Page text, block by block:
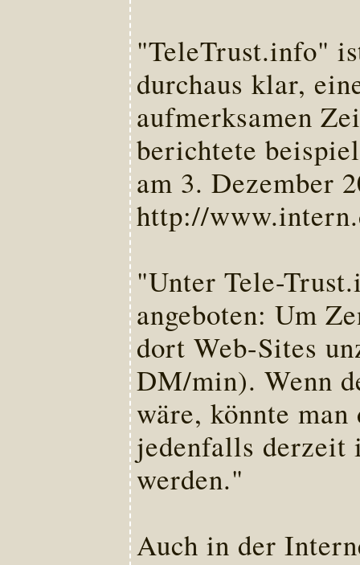
"TeleTrust.info"
durchaus klar,
aufmerksamen
berichtete
am 3. Dezember
http://
"Unter Tele-
angeboten: Um
dort Web-Sites
DM/min). Wenn
wäre, könnte
jedenfalls derzeit
werden."
Auch in der